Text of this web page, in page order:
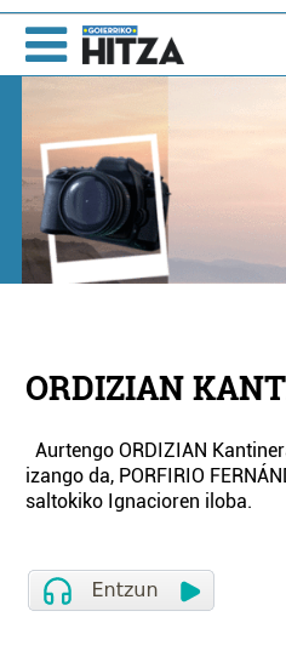
ORDIZIAN
Aurtengo ORDIZIAN
izango da, PORFIRIO
saltokiko Ignacioren iloba.